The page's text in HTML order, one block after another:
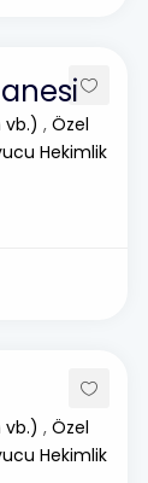
vb.) , Özel
Hekimlik
vb.) , Özel
Hekimlik